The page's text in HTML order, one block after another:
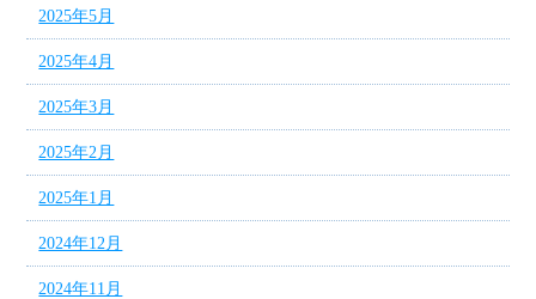
2025年5月
2025年4月
2025年3月
2025年2月
2025年1月
2024年12月
2024年11月